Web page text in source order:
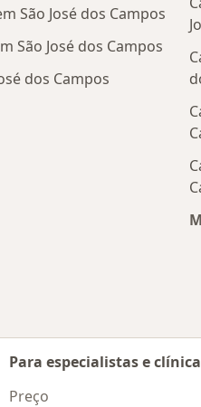
São José dos Campos
São José dos Campos
dos Campos
Para especialistas e
Preço